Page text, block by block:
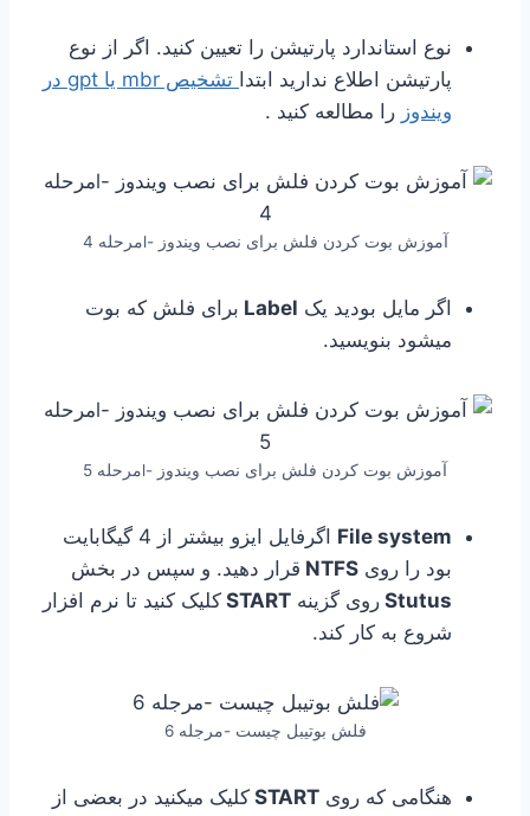
نوع استاندارد پارتیشن را تعیین کنید. اگر از نوع
پارتیشن اطلاع ندارید ابتدا
تشخیص mbr یا gpt در
ویندوز را مطالعه کنید .
آموزش بوت كردن فلش برای نصب ویندوز -lمرحله 4
اگر مایل بودید یک Label برای فلش که بوت
میشود بنویسید.
آموزش بوت كردن فلش برای نصب ویندوز -lمرحله 5
File system
اگرفایل ایزو بیشتر از 4 گیگابایت
بود را روی NTFS قرار دهید. و سپس در بخش
Stutus روی گزینه START کلیک کنید تا نرم افزار
شروع به کار کند.
فلش بوتیبل چیست -مرجله 6
هنگامی که روی START کلیک میکنید در بعضی از